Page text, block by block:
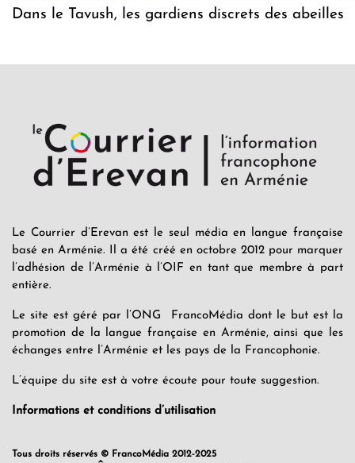
Dans le Tavush, les gardiens discrets des abeilles
Le Courrier d’Erevan est le seul média en langue française
basé en Arménie. Il a été créé en octobre 2012 pour marquer
l’adhésion de l’Arménie à l’OIF en tant que membre à part
entière.
Le site est géré par l’ONG FrancoMédia dont le but est la
promotion de la langue française en Arménie, ainsi que les
échanges entre l’Arménie et les pays de la Francophonie.
L’équipe du site est à votre écoute pour toute suggestion.
Informations et conditions d’utilisation
Tous droits réservés © FrancoMédia 2012-2025